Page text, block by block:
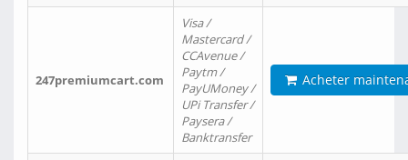
247premiumcart.com
Visa /
Mastercard /
CCAvenue /
Paytm /
PayUMoney /
UPi Transfer /
Paysera /
Banktransfer
Acheter